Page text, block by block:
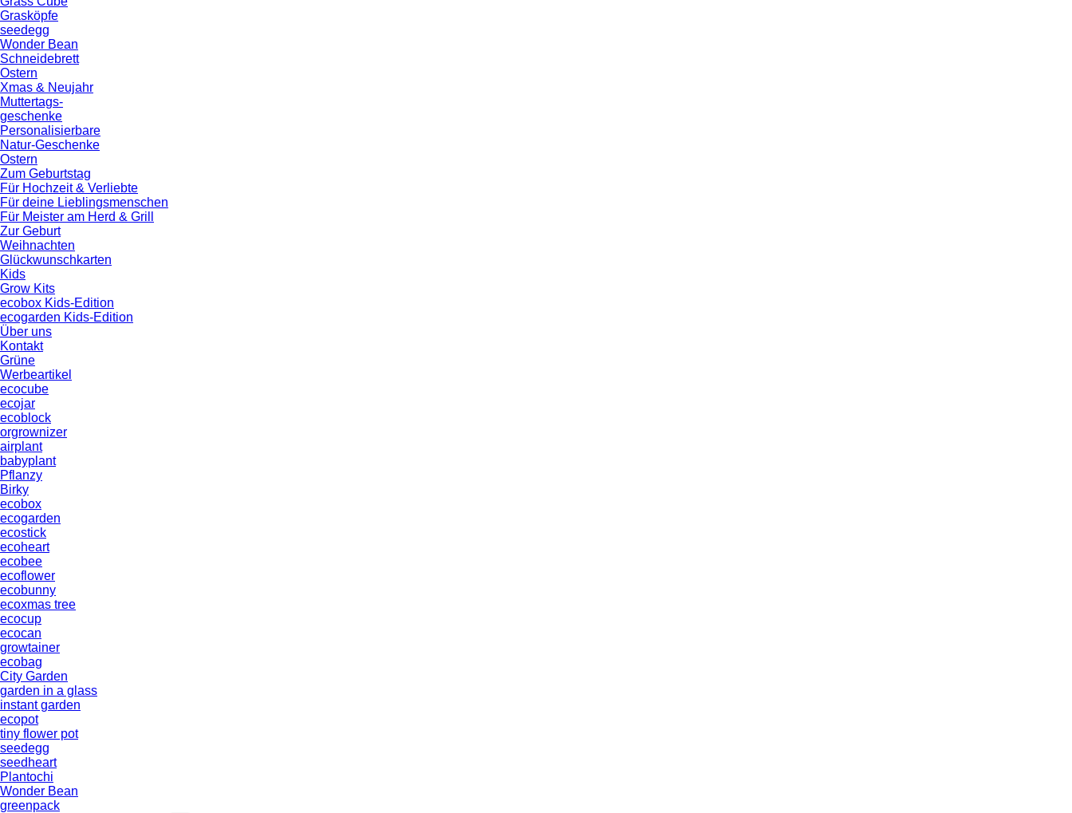
Grasköpfe
seedegg
Wonder Bean
Schneidebrett
Ostern
Xmas & Neujahr
Muttertags-
geschenke
Personalisierbare
Natur-Geschenke
Ostern
Zum Geburtstag
Für Hochzeit & Verliebte
Für deine Lieblingsmenschen
Für Meister am Herd & Grill
Zur Geburt
Weihnachten
Glückwunschkarten
Kids
Grow Kits
ecobox Kids-Edition
ecogarden Kids-Edition
Über uns
Kontakt
Grüne
Werbeartikel
ecocube
ecojar
ecoblock
orgrownizer
airplant
babyplant
Pflanzy
Birky
ecobox
ecogarden
ecostick
ecoheart
ecobee
ecoflower
ecobunny
ecoxmas tree
ecocup
ecocan
growtainer
ecobag
City Garden
garden in a glass
instant garden
ecopot
tiny flower pot
seedegg
seedheart
Plantochi
Wonder Bean
greenpack